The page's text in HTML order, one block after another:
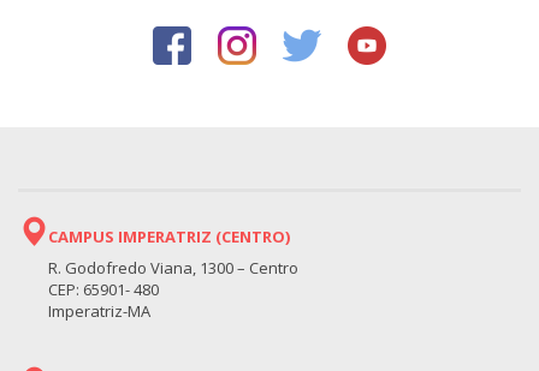
CAMPUS IMPERATRIZ (CENTRO)
R. Godofredo Viana, 1300 – Centro
CEP: 65901- 480
Imperatriz-MA